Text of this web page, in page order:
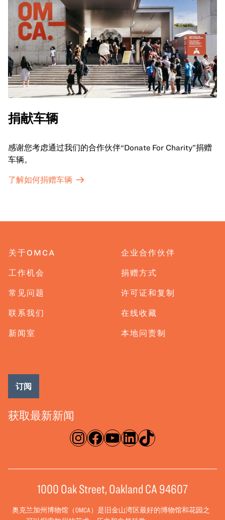
捐献车辆
感谢您考虑通过我们的合作伙伴“Donate For Charity”捐赠
车辆。
了解如何捐赠车辆
关于OMCA
工作机会
常见问题
联系我们
新闻室
企业合作伙伴
捐赠方式
许可证和复制
在线收藏
本地问责制
淘宝网脸书录像带ǞǞǞTikTok
获取最新新闻
订阅
1000 Oak Street, Oakland CA 94607
奥克兰加州博物馆（OMCA）是旧金山湾区最好的博物馆和花园之